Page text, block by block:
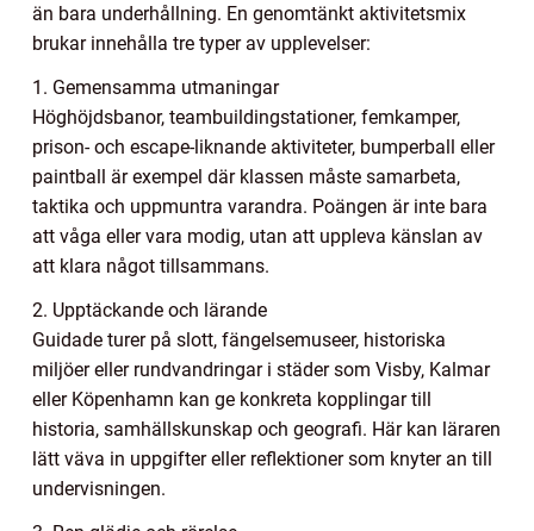
än bara underhållning. En genomtänkt aktivitetsmix
brukar innehålla tre typer av upplevelser:
1. Gemensamma utmaningar
Höghöjdsbanor, teambuildingstationer, femkamper,
prison- och escape-liknande aktiviteter, bumperball eller
paintball är exempel där klassen måste samarbeta,
taktika och uppmuntra varandra. Poängen är inte bara
att våga eller vara modig, utan att uppleva känslan av
att klara något tillsammans.
2. Upptäckande och lärande
Guidade turer på slott, fängelsemuseer, historiska
miljöer eller rundvandringar i städer som Visby, Kalmar
eller Köpenhamn kan ge konkreta kopplingar till
historia, samhällskunskap och geografi. Här kan läraren
lätt väva in uppgifter eller reflektioner som knyter an till
undervisningen.